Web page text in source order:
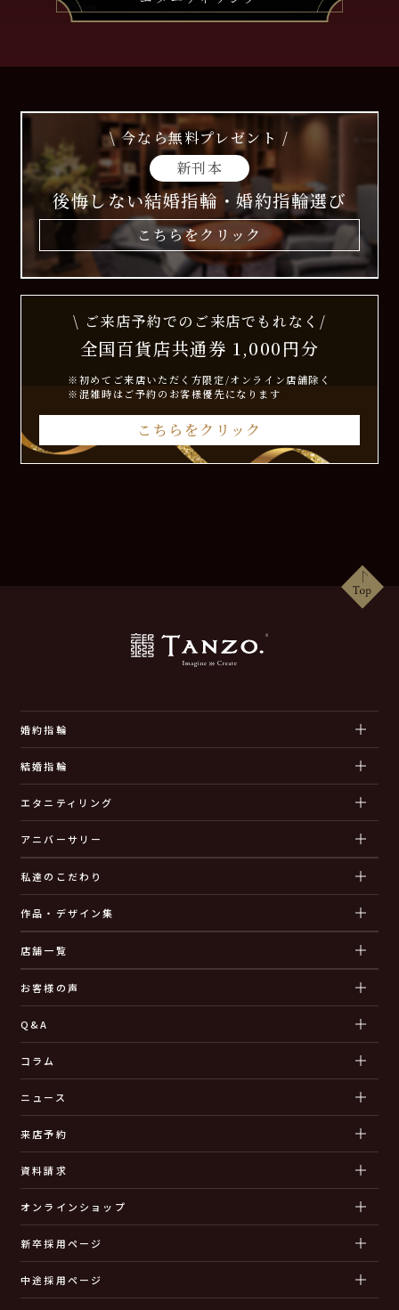
\ 今なら無料プレゼント /
新刊本
後悔しない結婚指輪・婚約指輪選び
こちらをクリック
\ ご来店予約でのご来店でもれなく/
全国百貨店共通券 1,000円分
※初めてご来店いただく方限定/オンライン店舗除く
※混雑時はご予約のお客様優先になります
こちらをクリック
婚約指輪
結婚指輪
エタニティリング
アニバーサリー
私達のこだわり
作品・デザイン集
店舗一覧
お客様の声
Q&A
コラム
ニュース
来店予約
資料請求
オンラインショップ
新卒採用ページ
中途採用ページ